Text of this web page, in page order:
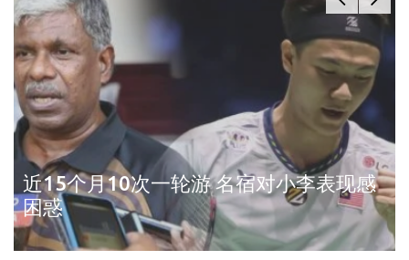
近15个月10次一轮游 名宿对小李表现感
困惑